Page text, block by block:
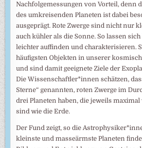
Nachfolgemessungen von Vorteil, denn
des umkreisenden Planeten ist dabei
ausgeprägt. Rote Zwerge sind nicht nur
auch kühler als die Sonne. So lassen
leichter auffinden und charakterisieren.
häufigsten Objekten in unserer
und sind damit geeignete Ziele der
Die Wissenschaftler*innen schätzen,
Sterne“ genannten, roten Zwerge im
drei Planeten haben, die jeweils
sind wie die Erde.
Der Fund zeigt, so die
kleinste und masseärmste Planeten